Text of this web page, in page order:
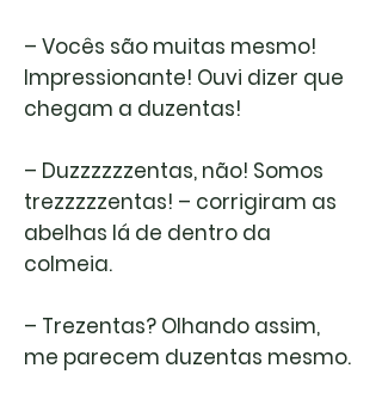
– Vocês são muitas mesmo!
Impressionante! Ouvi dizer que
chegam a duzentas!
– Duzzzzzzentas, não! Somos
trezzzzzentas! – corrigiram as
abelhas lá de dentro da
colmeia.
– Trezentas? Olhando assim,
me parecem duzentas mesmo.